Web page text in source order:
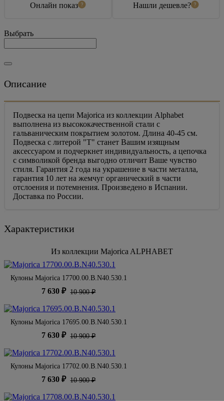
Онлайн показ Нашли дешевле?
Выбрать
Описание
Подвеска на цепи Majorica из коллекции Alphabet
выполнена из высококачественной стали с
гальваническим покрытием золотом. Длина 40-45 см.
Подвеска с литерой "T" станет Вашим изящным
аксессуаром и подчеркнет индивидуальность, а цепочка
с символикой бренда выгодно отличит Ваше чувство
стиля. Гарантия 2 года на украшение в части металла,
гарантия 10 лет на жемчуг органический в части
отслоения и потемнения. Произведено в Испании.
Доставка по России.
Характеристики
Из коллекции Majorica ALPHABET
Кулоны Majorica 17700.00.B.N40.530.1
7 630 ₽ 10 900 ₽
Кулоны Majorica 17695.00.B.N40.530.1
7 630 ₽ 10 900 ₽
Кулоны Majorica 17702.00.B.N40.530.1
7 630 ₽ 10 900 ₽